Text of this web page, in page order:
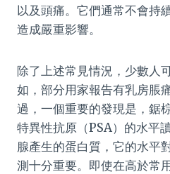
以及頭痛。它們通常不會持
造成嚴重影響。
除了上述常見情況，少數人
如，部分用家報告有乳房脹
過，一個重要的發現是，鋸
特異性抗原（PSA）的水平
腺產生的蛋白質，它的水平
測十分重要。即使在高於常